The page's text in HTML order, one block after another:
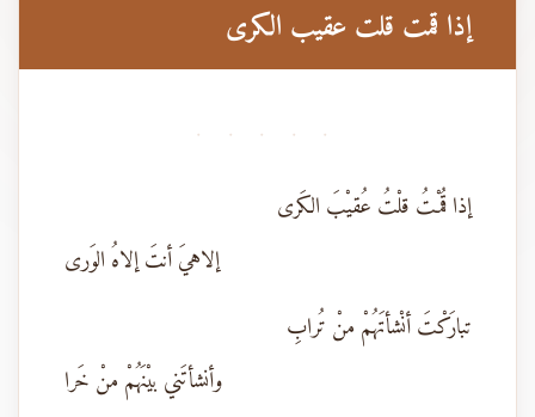
إذا قمت قلت عقيب الكرى
· · · · ·
إذا قُمْتُ قلْتُ عُقيْبَ الكَرى
إلاهيَ أنتَ إلاهُ الوَرى
تبارَكْتَ أنْشأتَهُمْ منْ تُرابِ
وأنشأتَني بيْنَهُمْ منْ خَرا